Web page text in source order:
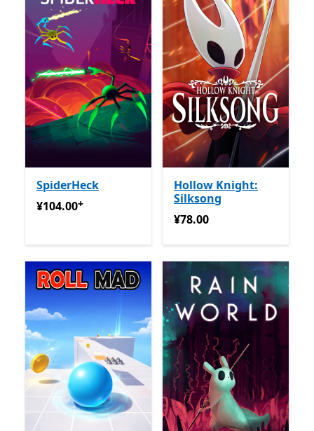
SpiderHeck
¥104.00提供应用内购买
¥104.00+
Hollow Knight:
Silksong
¥78.00
¥78.00